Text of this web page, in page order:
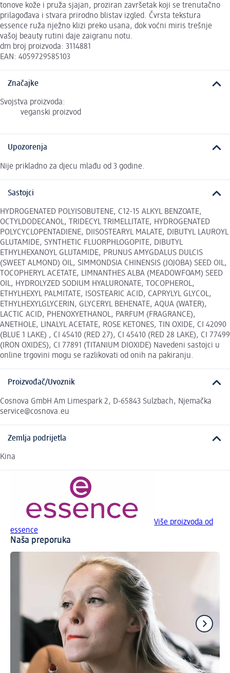
tonove kože i pruža sjajan, proziran završetak koji se trenutačno
prilagođava i stvara prirodno blistav izgled. Čvrsta tekstura
essence ruža nježno klizi preko usana, dok voćni miris trešnje
vašoj beauty rutini daje zaigranu notu.
dm broj proizvoda: 3114881
EAN: 4059729585103
Značajke
Svojstva proizvoda:
veganski proizvod
Upozorenja
Nije prikladno za djecu mlađu od 3 godine.
Sastojci
HYDROGENATED POLYISOBUTENE, C12-15 ALKYL BENZOATE,
OCTYLDODECANOL, TRIDECYL TRIMELLITATE, HYDROGENATED
POLYCYCLOPENTADIENE, DIISOSTEARYL MALATE, DIBUTYL LAUROYL
GLUTAMIDE, SYNTHETIC FLUORPHLOGOPITE, DIBUTYL
ETHYLHEXANOYL GLUTAMIDE, PRUNUS AMYGDALUS DULCIS
(SWEET ALMOND) OIL, SIMMONDSIA CHINENSIS (JOJOBA) SEED OIL,
TOCOPHERYL ACETATE, LIMNANTHES ALBA (MEADOWFOAM) SEED
OIL, HYDROLYZED SODIUM HYALURONATE, TOCOPHEROL,
ETHYLHEXYL PALMITATE, ISOSTEARIC ACID, CAPRYLYL GLYCOL,
ETHYLHEXYLGLYCERIN, GLYCERYL BEHENATE, AQUA (WATER),
LACTIC ACID, PHENOXYETHANOL, PARFUM (FRAGRANCE),
ANETHOLE, LINALYL ACETATE, ROSE KETONES, TIN OXIDE, CI 42090
(BLUE 1 LAKE) , CI 45410 (RED 27), CI 45410 (RED 28 LAKE), CI 77499
(IRON OXIDES), CI 77891 (TITANIUM DIOXIDE) Navedeni sastojci u
online trgovini mogu se razlikovati od onih na pakiranju.
Proizvođač/Uvoznik
Cosnova GmbH Am Limespark 2, D-65843 Sulzbach, Njemačka
service@cosnova.eu
Zemlja podrijetla
Kina
Više proizvoda od
essence
Naša preporuka